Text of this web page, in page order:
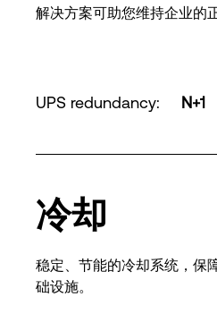
解决方案可助您维持企业的
UPS redundancy: N+1
冷却
稳定、节能的冷却系统，保
础设施。